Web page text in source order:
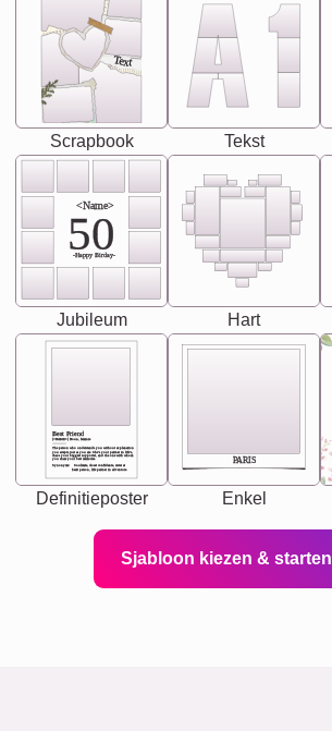
Text
Scrapbook Tekst
<Name>
50
-Happy Birday-
Jubileum Hart
Best Friend
[<NAME>] Noun, feminie
Synonyms: Soulmate, closet confidante, sister at
heart person, life partner in adventure.
The person who understands you without explanation
you accepts just as you are. She's your partner in life's,
chaos your biggest supporter, and the one with whom
you share your best memories.
Definitieposter
PARIS
Enkel
Sjabloon kiezen & starten